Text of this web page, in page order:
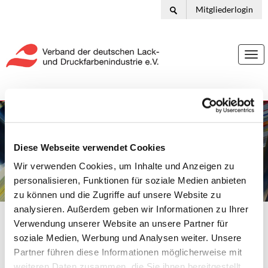
Diese Webseite verwendet Cookies
Wir verwenden Cookies, um Inhalte und Anzeigen zu
personalisieren, Funktionen für soziale Medien anbieten
zu können und die Zugriffe auf unsere Website zu
analysieren. Außerdem geben wir Informationen zu Ihrer
Verwendung unserer Website an unsere Partner für
soziale Medien, Werbung und Analysen weiter. Unsere
Partner führen diese Informationen möglicherweise mit
Mitgliederlogin
Ihr Standort: Home
Service & Publikationen
Informationsmaterial Druckfarben
Verschiedenes
Verbrauchermitteilung: Verwendung von Azopigmenten in Druckfarben